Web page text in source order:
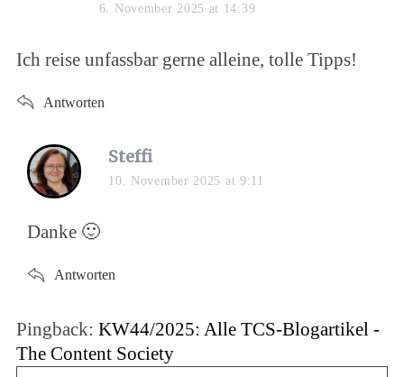
6. November 2025 at 14:39
Ich reise unfassbar gerne alleine, tolle Tipps!
Antworten
Steffi
10. November 2025 at 9:11
Danke 🙂
Antworten
Pingback: KW44/2025: Alle TCS-Blogartikel -
The Content Society